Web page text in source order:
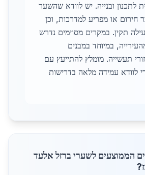
לתכנון ובנייה. יש לוודא שהשער
חירום או מפריע למדרכות, וכן
תקין. במקרים מסוימים נדרש
במיוחד במבנים
תעשייה. מומלץ להתייעץ עם
לוודא עמידה מלאה בדרישות
הממוצעים לשערי ברזל אלעד